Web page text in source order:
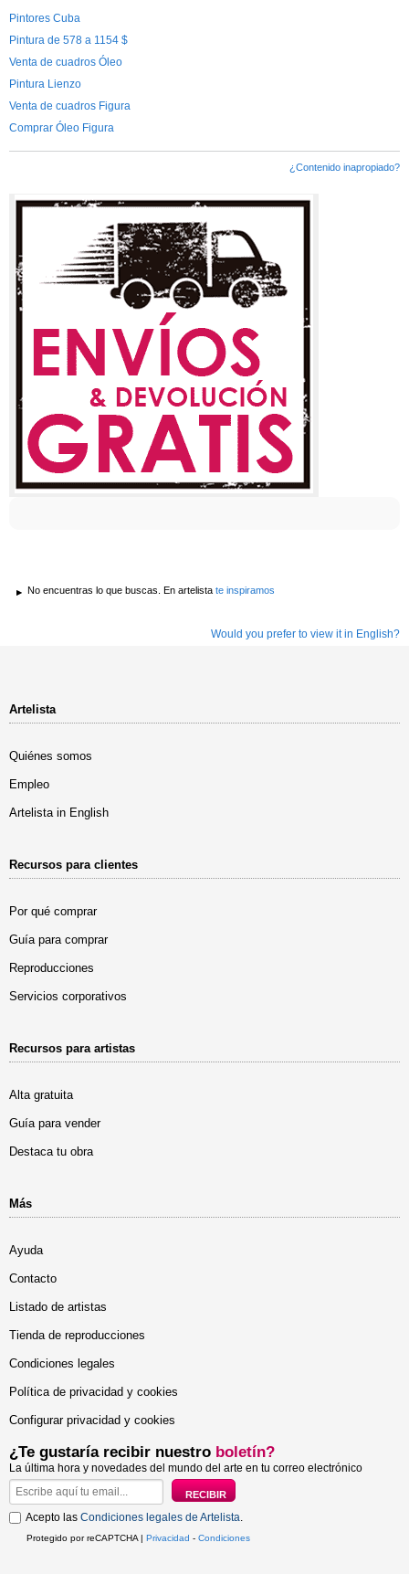
Pintores Cuba
Pintura de 578 a 1154 $
Venta de cuadros Óleo
Pintura Lienzo
Venta de cuadros Figura
Comprar Óleo Figura
¿Contenido inapropiado?
No encuentras lo que buscas. En artelista te inspiramos
Would you prefer to view it in English?
Artelista
Quiénes somos
Empleo
Artelista in English
Recursos para clientes
Por qué comprar
Guía para comprar
Reproducciones
Servicios corporativos
Recursos para artistas
Alta gratuita
Guía para vender
Destaca tu obra
Más
Ayuda
Contacto
Listado de artistas
Tienda de reproducciones
Condiciones legales
Política de privacidad y cookies
Configurar privacidad y cookies
¿Te gustaría recibir nuestro boletín?
La última hora y novedades del mundo del arte en tu correo electrónico
Acepto las Condiciones legales de Artelista.
Protegido por reCAPTCHA | Privacidad - Condiciones